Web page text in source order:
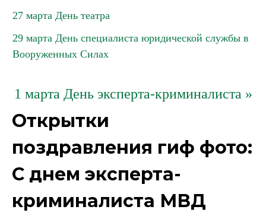
27 марта День театра
29 марта День специалиста юридической службы в
Вооруженных Силах
1 марта День эксперта-криминалиста »
Открытки
поздравления гиф фото:
С днем эксперта-
криминалиста МВД